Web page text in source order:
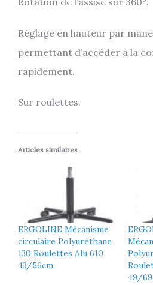
Réglage en hauteur par
permettant d’accéder à la
rapidement.
Sur roulettes.
Articles similaires
ERGOLINE Mécanisme
circulaire Polyuréthane
130 Roulettes Alu 610
43/56cm
49/